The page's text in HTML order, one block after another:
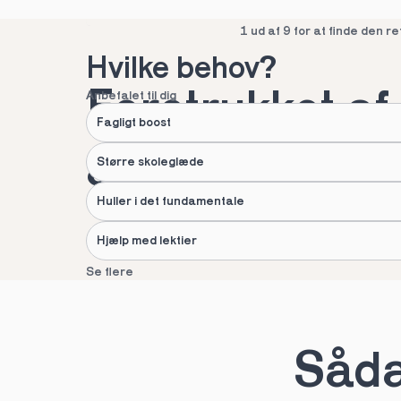
1 ud af 9 for at finde den
Hvilke behov?
Anbefalet til dig
Fagligt boost
Større skoleglæde
Huller i det fundamentale
Hjælp med lektier
Se flere
1 ud af 9 for at finde den
Hvad hedder du?
Foretrukket af
af danske